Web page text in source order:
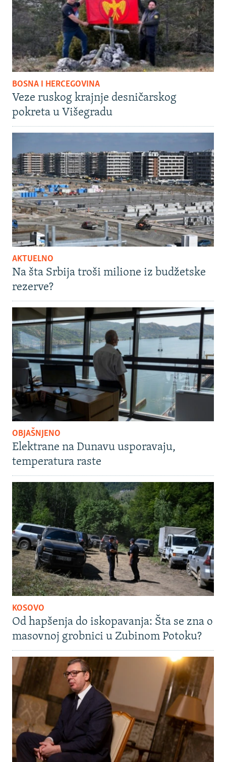
BOSNA I HERCEGOVINA
Veze ruskog krajnje desničarskog
pokreta u Višegradu
AKTUELNO
Na šta Srbija troši milione iz budžetske
rezerve?
OBJAŠNJENO
Elektrane na Dunavu usporavaju,
temperatura raste
KOSOVO
Od hapšenja do iskopavanja: Šta se zna o
masovnoj grobnici u Zubinom Potoku?